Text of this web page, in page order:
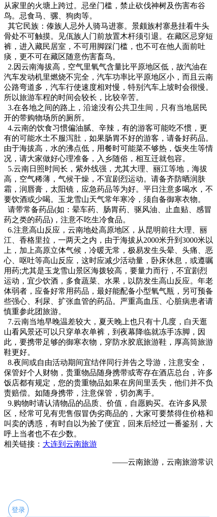
从家里的火塘上跨过。忌坐门槛，禁止砍伐神树及伤害布谷
鸟。忌食马、骡、狗肉等。
其它民族：傣族人忌外人骑马进寨。景颇族村寨悬挂看牛头
骨处不可触摸。见佤族人门前放置木杆须引退。在藏区忌穿短
裤，进入藏民居室，不可用脚踩门槛，也不可在他人面前吐
痰，更不可在藏区随意伤害畜鸟。
2.因云南海拔高，空气里氧气含量比平原地区低，故汽油在
汽车发动机里燃烧不完全，汽车功率比平原地区小，而且云南
公路弯道多，汽车行使速度相对慢，特别汽车上坡时会很慢。
所以旅游车程的时间会较长，比较辛苦。
3.在各地之间的路上，沿途没有公共卫生间，只有当地居民
开的带购物场所的厕所。
4.云南的饮食习惯偏油腻、辛辣，有的游客可能吃不惯，更
有的可能水土不服泻肚，如果肠胃不好的游客，请备好药品。
由于海拔高，水的沸点低，用餐时可能菜不够热，饭夹生等情
况，请大家做好心理准备，入乡随俗，相互迁就包容。
5.云南日照时间长，紫外线强，尤其大理、丽江等地，海拔
高，空气稀薄，气候干燥，不宜剧烈运动。请备齐防晒润肤
霜，润唇膏，太阳镜，应急药品等为好。平日注意多喝水，不
要饮酒或少喝。玉龙雪山天气常年寒冷，须自备御寒衣物。
请带常备药品(如：晕车药、肠胃药、驱风油、止血贴、感冒
药之类的药品)，注意不吃生冷食品。
6.注意高山反应，云南地处高原地区，从昆明前往大理、丽
江、香格里拉，一两天之内，由于海拔从2000米升到3000米以
上，加上高原立体气候，冷暖无常，极易发生头晕、头痛、恶
心、呕吐等高山反应，这时应减少活动量，卧床休息，或遵嘱
用药;尤其是玉龙雪山景区海拨较高，要量力而行，不宜剧烈
运动，宜少饮酒，多食蔬菜、水果，以防发生高山反应。年老
体弱者，应备好常用药品，最好能配备小型氧气瓶，另可预备
些强心、利尿、扩张血管的药品。严重高血压、心脏病患者请
慎重参此团旅游。
7.云南当地早晚温差较大，夏天晚上也只有十几度，白天逛
山看风景还可以只穿单衣单裤，到夜幕降临就冻手冻脚，因
此，要携带足够的御寒衣物，穿防水胶底旅游鞋，厚高筒旅游
鞋更好。
8.夜间或自由活动期间宜结伴同行并告之导游，注意安全，
保管好个人财物，贵重物品随身携带或寄存在酒店总台，许多
饭店都有规定，您的贵重物品如果在房间里丢失，他们并不负
责赔偿。如随身携带，注意保管，切勿离手。
9.购物时请认清物品的品质、价值，自愿购买。在许多风景
区，经常可见有兜售假冒伪劣商品的，大家可要禁得住价格和
叫卖的诱惑，有时自以为捡了便宜，回来后经过一番鉴别，大
呼上当者也不在少数。
相关链接： 大连到云南旅游
——云南旅游，云南旅游常识
登录